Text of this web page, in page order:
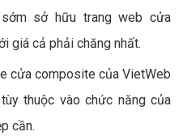
sở hữu trang web cửa
giá cả phải chăng nhất.
cửa composite của VietWeb
thuộc vào chức năng của
cần.